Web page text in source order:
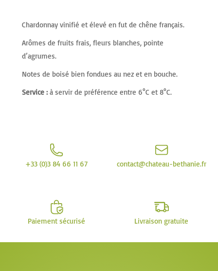
Chardonnay vinifié et élevé en fut de chêne français.
Arômes de fruits frais, fleurs blanches, pointe
d’agrumes.
Notes de boisé bien fondues au nez et en bouche.
Service :à servir de préférence entre 6°C et 8°C.
+33 (0)3 84 66 11 67 contact@chateau-bethanie.fr
Paiement sécurisé Livraison gratuite